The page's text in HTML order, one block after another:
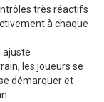
très réactifs
à chaque
ajuste
les joueurs se
démarquer et